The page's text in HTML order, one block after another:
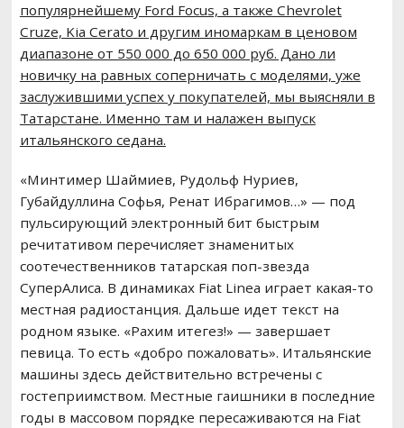
популярнейшему Ford Focus, а также Chevrolet
Cruze, Kia Cerato и другим иномаркам в ценовом
диапазоне от 550 000 до 650 000 руб. Дано ли
новичку на равных соперничать с моделями, уже
заслужившими успех у покупателей, мы выясняли в
Татарстане. Именно там и налажен выпуск
итальянского седана.
«Минтимер Шаймиев, Рудольф Нуриев,
Губайдуллина Софья, Ренат Ибрагимов…» — под
пульсирующий электронный бит быстрым
речитативом перечисляет знаменитых
соотечественников татарская поп-звезда
СуперАлиса. В динамиках Fiat Linea играет какая-то
местная радиостанция. Дальше идет текст на
родном языке. «Рахим итегез!» — завершает
певица. То есть «добро пожаловать». Итальянские
машины здесь действительно встречены с
гостеприимством. Местные гаишники в последние
годы в массовом порядке пересаживаются на Fiat